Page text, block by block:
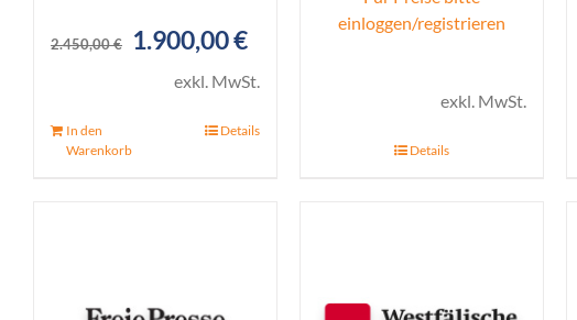
2.450,00€
Ursprünglicher
Preis
2.450,00 €
1.900,00€Aktueller
Preis
exkl. MwSt.
In den
Warenkorb
Details
einloggen/registrieren
exkl. MwSt.
Details